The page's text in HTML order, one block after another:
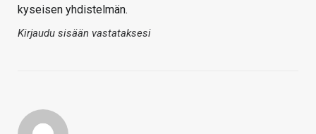
kyseisen yhdistelmän.
Kirjaudu sisään vastataksesi